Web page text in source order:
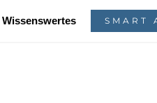
Wissenswertes SMART